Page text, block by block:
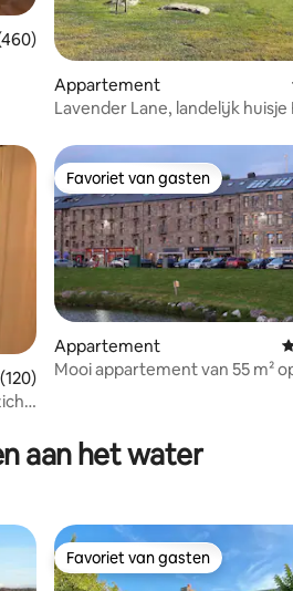
beoordeling van 4,85 uit 5, 460
Appartement
Lavender Lane, landelijk huisje
beoordeling van 4,81 uit 5, 120
Favoriet van gasten
Favoriet van gasten
Appartement
Mooi appartement van 55 m²
aan het water
Favoriet van gasten
Favoriet van gasten